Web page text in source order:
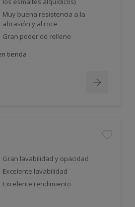
Muy buena resistencia a la
abrasión y al roce
Gran poder de relleno
tienda
Gran lavabilidad y opacidad
Excelente lavabilidad
Excelente rendimiento